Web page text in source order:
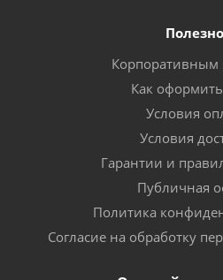
Корпоративным
Как оформить
Условия
Условия
Гарантии и
Публичная
Политика
Согласие на обработку